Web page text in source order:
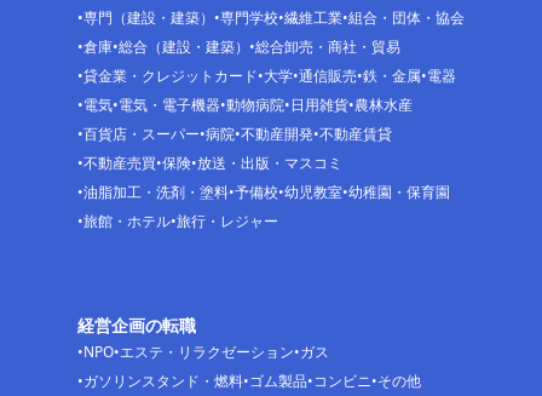
専門（建設・建築）
専門学校 繊維工業 組合・団体・協会
倉庫 総合（建設・建築）
総合卸売・商社・貿易
貸金業・クレジットカード 大学 通信販売 鉄・金属 電器
電気 電気・電子機器 動物病院 日用雑貨 農林水産
百貨店・スーパー 病院 不動産開発 不動産賃貸
不動産売買 保険 放送・出版・マスコミ
油脂加工・洗剤・塗料 予備校 幼児教室 幼稚園・保育園
旅館・ホテル 旅行・レジャー
経営企画の転職
NPO エステ・リラクゼーション ガス
ガソリンスタンド・燃料 ゴム製品 コンビニ その他